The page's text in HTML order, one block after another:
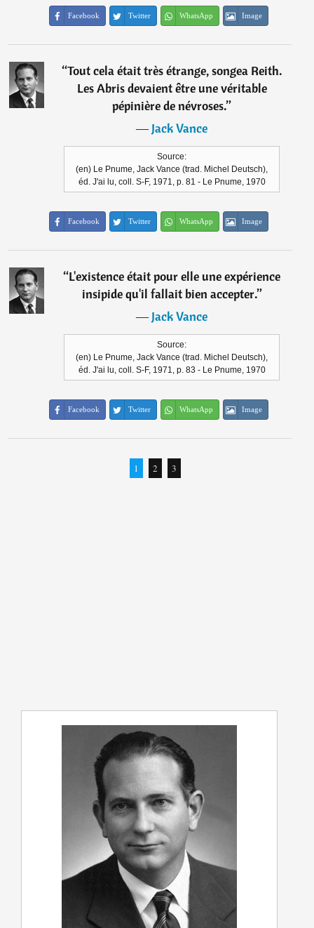
Facebook Twitter WhatsApp Image
“Tout cela était très étrange, songea Reith.
Les Abris devaient être une véritable
pépinière de névroses.”
―Jack Vance
Source:
(en) Le Pnume, Jack Vance (trad. Michel Deutsch),
éd. J'ai lu, coll. S-F, 1971, p. 81 - Le Pnume, 1970
Facebook Twitter WhatsApp Image
“L'existence était pour elle une expérience
insipide qu'il fallait bien accepter.”
―Jack Vance
Source:
(en) Le Pnume, Jack Vance (trad. Michel Deutsch),
éd. J'ai lu, coll. S-F, 1971, p. 83 - Le Pnume, 1970
Facebook Twitter WhatsApp Image
1 2 3